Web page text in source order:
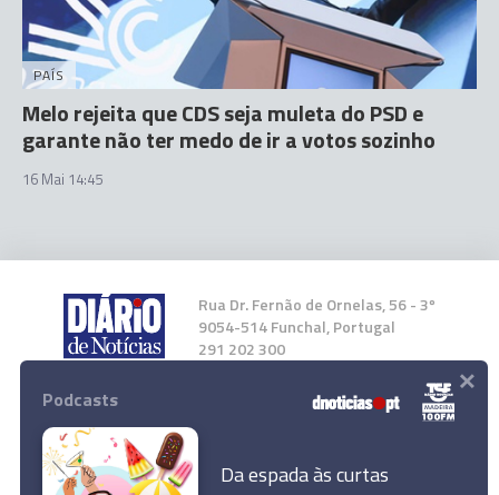
PAÍS
Melo rejeita que CDS seja muleta do PSD e
garante não ter medo de ir a votos sozinho
16 Mai 14:45
Rua Dr. Fernão de Ornelas, 56 - 3º
9054-514 Funchal, Portugal
291 202 300
Instale a nossa App
Podcasts
Da espada às curtas
×